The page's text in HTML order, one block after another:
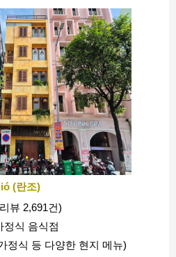
(란조)
뷰 2,691건)
정식 음식점
정식 등 다양한 현지 메뉴)